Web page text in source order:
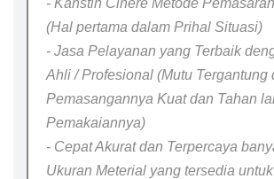
- Kanstin Cinere Metode
(Hal pertama dalam Prihal Situasi)
- Jasa Pelayanan yang Terbaik
Ahli / Profesional (Mutu Tergantung
Pemasangannya Kuat dan Tahan
Pemakaiannya)
- Cepat Akurat dan Terpercaya
Ukuran Meterial yang tersedia